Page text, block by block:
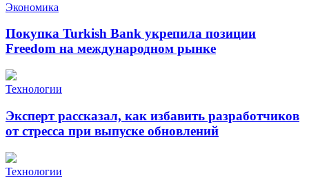
Экономика
Покупка Turkish Bank укрепила позиции
Freedom на международном рынке
Технологии
Эксперт рассказал, как избавить разработчиков
от стресса при выпуске обновлений
Технологии